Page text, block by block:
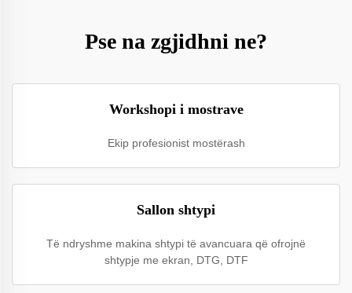
Pse na zgjidhni ne?
Workshopi i mostrave
Ekip profesionist mostërash
Sallon shtypi
Të ndryshme makina shtypi të avancuara që ofrojnë
shtypje me ekran, DTG, DTF